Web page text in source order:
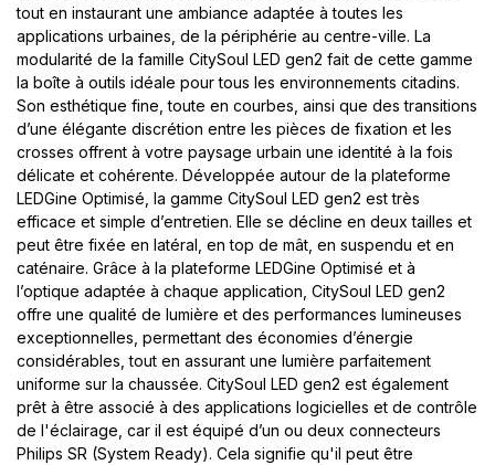
tout en instaurant une ambiance adaptée à toutes les
applications urbaines, de la périphérie au centre-ville. La
modularité de la famille CitySoul LED gen2 fait de cette gamme
la boîte à outils idéale pour tous les environnements citadins.
Son esthétique fine, toute en courbes, ainsi que des transitions
d’une élégante discrétion entre les pièces de fixation et les
crosses offrent à votre paysage urbain une identité à la fois
délicate et cohérente. Développée autour de la plateforme
LEDGine Optimisé, la gamme CitySoul LED gen2 est très
efficace et simple d’entretien. Elle se décline en deux tailles et
peut être fixée en latéral, en top de mât, en suspendu et en
caténaire. Grâce à la plateforme LEDGine Optimisé et à
l’optique adaptée à chaque application, CitySoul LED gen2
offre une qualité de lumière et des performances lumineuses
exceptionnelles, permettant des économies d’énergie
considérables, tout en assurant une lumière parfaitement
uniforme sur la chaussée. CitySoul LED gen2 est également
prêt à être associé à des applications logicielles et de contrôle
de l'éclairage, car il est équipé d’un ou deux connecteurs
Philips SR (System Ready). Cela signifie qu'il peut être